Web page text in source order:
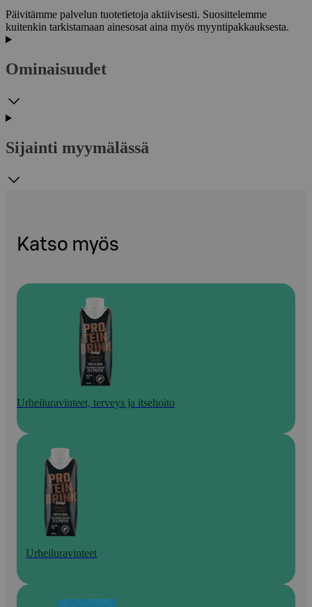
Päivitämme palvelun tuotetietoja aktiivisesti. Suosittelemme
kuitenkin tarkistamaan ainesosat aina myös myyntipakkauksesta.
Ominaisuudet
Sijainti myymälässä
Katso myös
Urheiluravinteet, terveys ja itsehoito
Urheiluravinteet